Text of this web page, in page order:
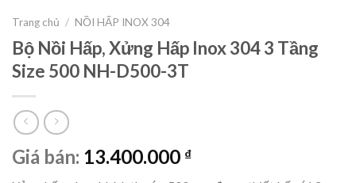
Trang chủ / NỒI HẤP INOX 304
Bộ Nồi Hấp, Xửng Hấp Inox 304 3 Tầng
Size 500 NH-D500-3T
Giá bán: 13.400.000 ₫